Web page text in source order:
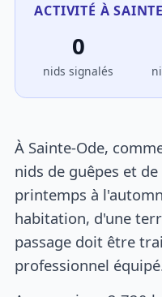
ACTIVITÉ À
0
nids signalés
À Sainte-Ode,
nids de guêpes et
printemps à
habitation, d'une
passage doit être
professionnel